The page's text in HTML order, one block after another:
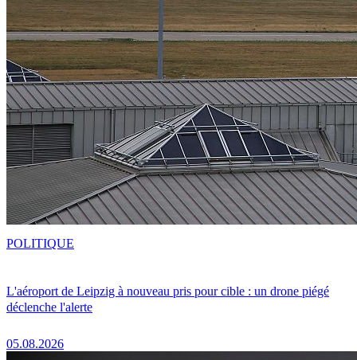
L'aéroport de Leipzig à nouveau pris pour cible : un drone piégé
déclenche l'alerte
05.08.2026
POLITIQUE